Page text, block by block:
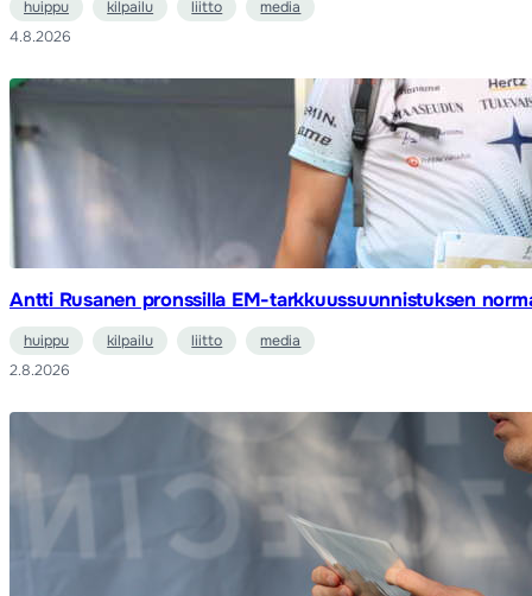
huippu kilpailu liitto
media
4.8.2026
Antti Rusanen pronssilla EM-tarkkuussuunnistuksen
huippu kilpailu liitto
media
2.8.2026